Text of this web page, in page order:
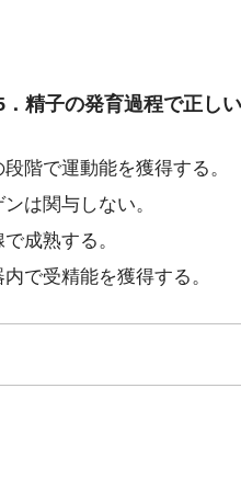
．精子の発育過程で正し
階で運動能を獲得する。
は関与しない。
成熟する。
で受精能を獲得する。